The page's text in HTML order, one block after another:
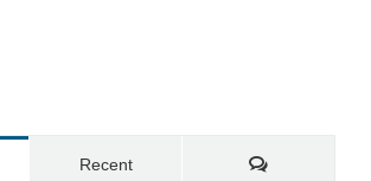
Recent Comments